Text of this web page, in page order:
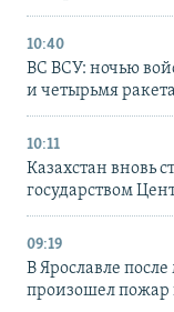
10:40
ВС ВСУ: ночью
и четырьмя
10:11
Казахстан вновь
государством
09:19
В Ярославле
произошел